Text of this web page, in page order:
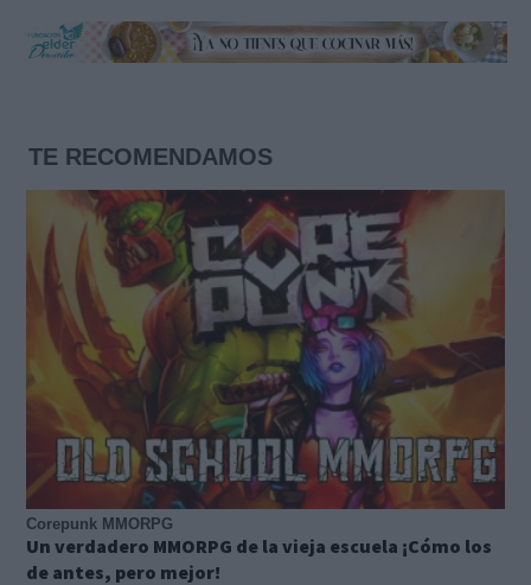
TE RECOMENDAMOS
Corepunk MMORPG
Un verdadero MMORPG de la vieja escuela ¡Cómo los
de antes, pero mejor!